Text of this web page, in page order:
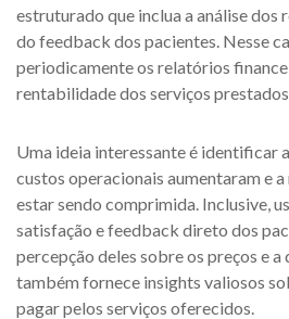
estruturado que inclua a análise dos
do feedback dos pacientes. Nesse
periodicamente os relatórios
rentabilidade dos serviços
Uma ideia interessante é identificar
custos operacionais aumentaram e
estar sendo comprimida. Inclusive,
satisfação e feedback direto dos
percepção deles sobre os preços e
também fornece insights valiosos
pagar pelos serviços oferecidos.